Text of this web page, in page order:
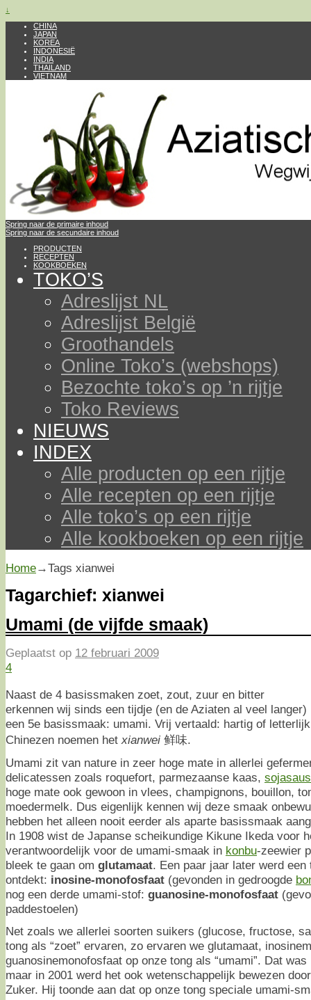
↓
CHINA
JAPAN
KOREA
INDONESIË
INDIA
THAILAND
VIETNAM
Spring naar de primaire inhoud
Spring naar de secundaire inhoud
PRODUCTEN
RECEPTEN
KOOKBOEKEN
TOKO’S
Adreslijst NL
Adreslijst België
Groothandels
Online Toko’s (webshops)
Bezochte toko’s op ’n rijtje
Toko Reviews
NIEUWS
INDEX
Alle producten op een rijtje
Alle recepten op een rijtje
Alle toko’s op een rijtje
Alle kookboeken op een rijtje
Home→Tags xianwei
Tagarchief: xianwei
Umami (de vijfde smaak)
Geplaatst op 12 februari 2009
4
Naast de 4 basissmaken zoet, zout, zuur en bitter
erkennen wij sinds een tijdje (en de Aziaten al veel langer)
een 5e basissmaak: umami. Vrij vertaald: hartig of
Chinezen noemen het xianwei 鲜味.
Umami zit van nature in zeer hoge mate in allerlei
delicatessen zoals roquefort, parmezaanse kaas, sojasaus
hoge mate ook gewoon in vlees, champignons, bouillon,
moedermelk. Dus eigenlijk kennen wij deze smaak
hebben het alleen nooit eerder als aparte basissmaak
In 1908 wist de Japanse scheikundige Kikune Ikeda voor
verantwoordelijk voor de umami-smaak in konbu-zeewier
bleek te gaan om glutamaat. Een paar jaar later werd
ontdekt: inosine-monofosfaat (gevonden in gedroogde
nog een derde umami-stof: guanosine-monofosfaat
paddestoelen)
Net zoals we allerlei soorten suikers (glucose, fructose,
tong als “zoet” ervaren, zo ervaren we glutamaat,
guanosinemonofosfaat op onze tong als “umami”. Dat
maar in 2001 werd het ook wetenschappelijk bewezen
Zuker. Hij toonde aan dat op onze tong speciale umami-